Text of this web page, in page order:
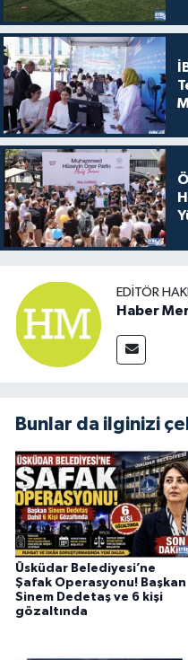
EDITÖR
Haber
Bunlar da ilginizi
Üsküdar Belediyesi’ne
Şafak Operasyonu! Başkan
Sinem Dedetaş ve 6 kişi
gözaltında